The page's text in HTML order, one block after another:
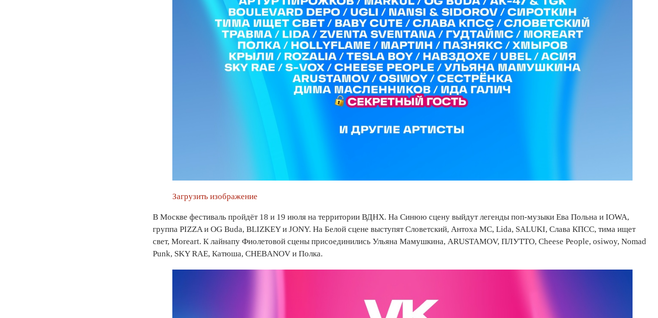
Загрузить изображение
В Москве фестиваль пройдёт 18 и 19 июля на территории ВДНХ. На Синюю сцену выйдут легенды поп-музыки Ева Польна и IOWA,
группа PIZZA и OG Buda, BLIZKEY и JONY. На Белой сцене выступят Словетский, Антоха МС, Lida, SALUKI, Слава КПСС, тима ищет
свет, Moreart. К лайнапу Фиолетовой сцены присоединились Ульяна Мамушкина, ARUSTAMOV, ПЛУТТО, Cheese People, osiwoy, Nomad
Punk, SKY RAE, Катюша, CHEBANOV и Полка.